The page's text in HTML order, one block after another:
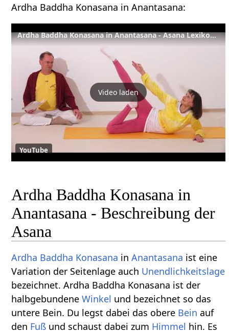
Ardha Baddha Konasana in Anantasana:
Ardha Baddha Konasana in Anantasana - Asana Lexikon 54
Video laden
YouTube
Ardha Baddha Konasana in
Anantasana - Beschreibung der
Asana
Ardha Baddha Konasana inAnantasana ist eine
Variation der Seitenlage auch Unendlichkeitslage
bezeichnet. Ardha Baddha Konasana ist der
halbgebundeneWinkel und bezeichnet so das
untere Bein. Du legst dabei das obere Bein auf
den Fuß und schaust dabei zum Himmel hin. Es